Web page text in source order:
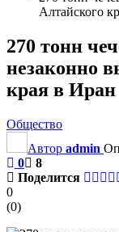
Алтайского
270 тонн
незаконно
края в Иран
Общество
Автор admin
0
8
Поделится
0
(0)